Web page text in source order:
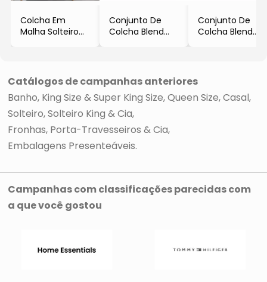
Colcha Em
Malha Solteiro
Conjunto De
Colcha Blend
- 3Pçs
Conjunto De
Colcha Blend
- 3Pçs
Catálogos de campanhas anteriores
Banho King Size & Super King Size Queen Size Casal
Solteiro, Solteiro King & Cia
Fronhas, Porta-Travesseiros & Cia
Embalagens Presenteáveis
Campanhas com classificações parecidas com
a que você gostou